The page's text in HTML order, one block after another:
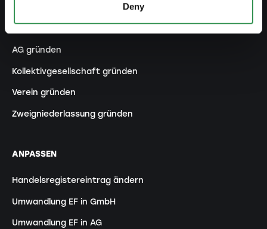
Deny
AG gründen
Kollektivgesellschaft gründen
Verein gründen
Zweigniederlassung gründen
ANPASSEN
Handelsregistereintrag ändern
Umwandlung EF in GmbH
Umwandlung EF in AG